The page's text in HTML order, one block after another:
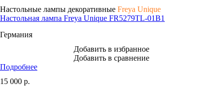
Настольные лампы декоративные Freya Unique
Настольная лампа Freya Unique FR5279TL-01B1
Германия
Добавить в избранное
Добавить в сравнение
Подробнее
15 000 р.